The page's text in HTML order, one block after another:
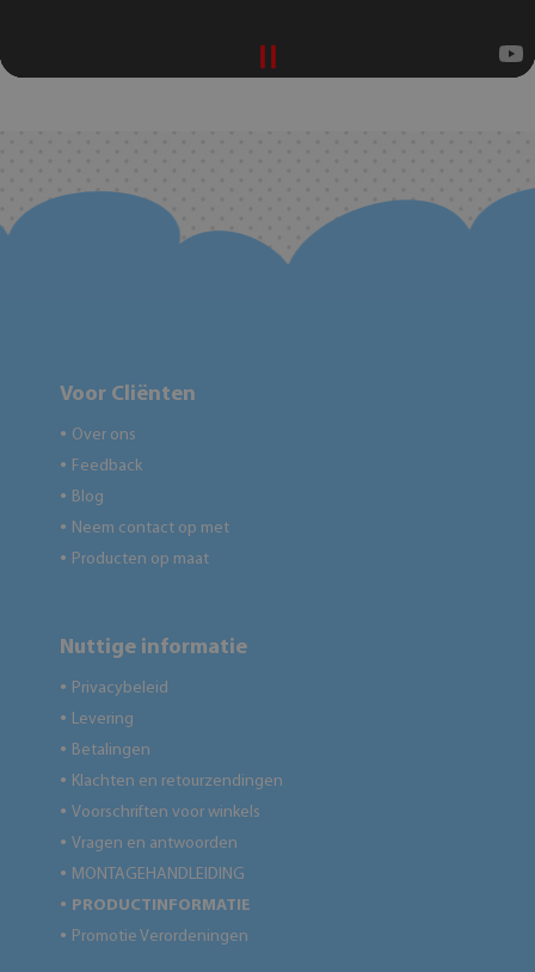
Voor Cliënten
● Over ons
● Feedback
● Blog
● Neem contact op met
● Producten op maat
Nuttige informatie
● Privacybeleid
● Levering
● Betalingen
● Klachten en retourzendingen
● Voorschriften voor winkels
● Vragen en antwoorden
● MONTAGEHANDLEIDING
● PRODUCTINFORMATIE
● Promotie Verordeningen